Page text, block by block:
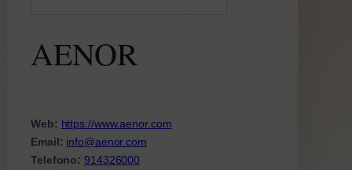
AENOR
Web: https://www.aenor.com
Email: info@aenor.com
Telefono: 914326000